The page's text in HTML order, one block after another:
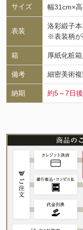
サイズ 幅31cm×高
表装
洛彩緞子
※表装柄が
箱 厚紙化粧箱
備考 細密美術
納期 約5～7日